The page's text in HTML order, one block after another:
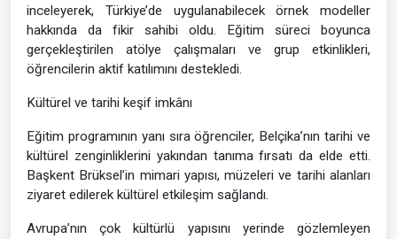
inceleyerek, Türkiye’de uygulanabilecek örnek modeller
hakkında da fikir sahibi oldu. Eğitim süreci boyunca
gerçekleştirilen atölye çalışmaları ve grup etkinlikleri,
öğrencilerin aktif katılımını destekledi.
Kültürel ve tarihi keşif imkânı
Eğitim programının yanı sıra öğrenciler, Belçika’nın tarihi ve
kültürel zenginliklerini yakından tanıma fırsatı da elde etti.
Başkent Brüksel’in mimari yapısı, müzeleri ve tarihi alanları
ziyaret edilerek kültürel etkileşim sağlandı.
Avrupa’nın çok kültürlü yapısını yerinde gözlemleyen